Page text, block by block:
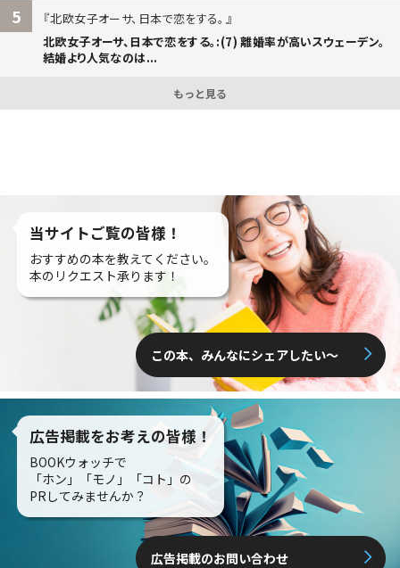
5
北欧女子オーサ、日本で恋をする。
北欧女子オーサ、日本で恋をする。:(7) 離婚率が高いスウェーデン。
結婚より人気なのは...
もっと見る
当サイトご覧の皆様！
おすすめの本を教えてください。
本のリクエスト承ります！
この本、みんなにシェアしたい〜
広告掲載をお考えの皆様！
BOOKウォッチで
「ホン」「モノ」「コト」の
PRしてみませんか？
広告掲載のお問い合わせ